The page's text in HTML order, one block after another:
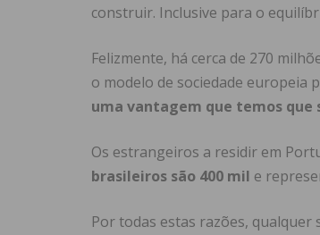
construir. Inclusive para o
Felizmente, há cerca de 270
o modelo de sociedade europeia
uma vantagem que temos que
Os estrangeiros a residir em
brasileiros são 400 mil e
Por todas estas razões, qualquer